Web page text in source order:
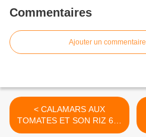
Commentaires
Ajouter un commentaire
< CALAMARS AUX
TOMATES ET SON RIZ 6💚
💙💜